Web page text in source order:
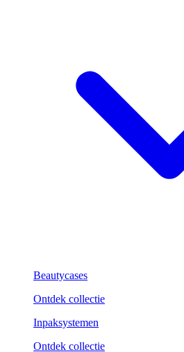
Beautycases
Ontdek collectie
Inpaksystemen
Ontdek collectie